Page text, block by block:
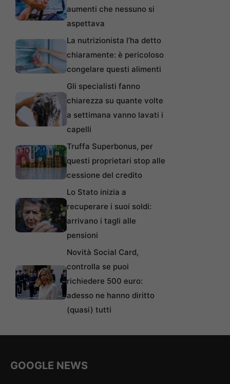
aumenti che nessuno si
aspettava
La nutrizionista l’ha detto
chiaramente: è pericoloso
congelare questi alimenti
Gli specialisti fanno
chiarezza su quante volte
a settimana vanno lavati i
capelli
Truffa Superbonus, per
questi proprietari stop alle
cessione del credito
Lo Stato inizia a
recuperare i suoi soldi:
arrivano i tagli alle
pensioni
Novità Social Card,
controlla se puoi
richiedere 500 euro:
adesso ne hanno diritto
(quasi) tutti
GOOGLE NEWS